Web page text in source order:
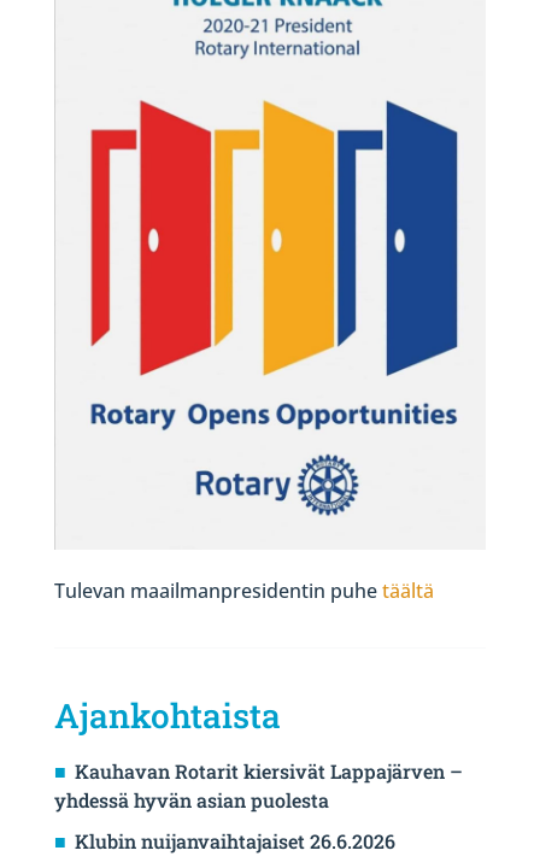
Tulevan maailmanpresidentin puhetäältä
Ajankohtaista
Kauhavan Rotarit kiersivät Lappajärven –
yhdessä hyvän asian puolesta
Klubin nuijanvaihtajaiset 26.6.2026